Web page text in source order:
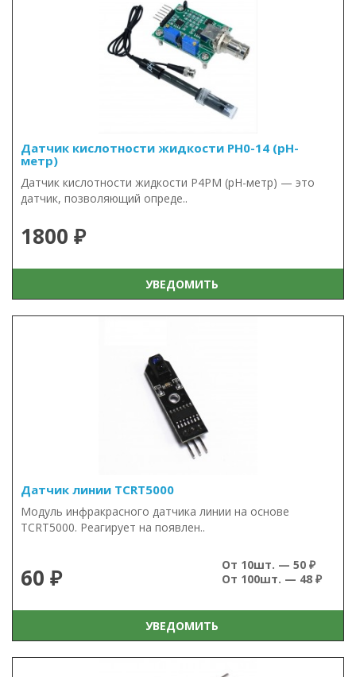
Датчик кислотности жидкости PH0-14 (pH-
метр)
Датчик кислотности жидкости P4PM (pH-метр) — это
датчик, позволяющий опреде..
1800 ₽
УВЕДОМИТЬ
Датчик линии TCRT5000
Модуль инфракрасного датчика линии на основе
TCRT5000. Реагирует на появлен..
60 ₽
От 10шт. — 50 ₽
От 100шт. — 48 ₽
УВЕДОМИТЬ